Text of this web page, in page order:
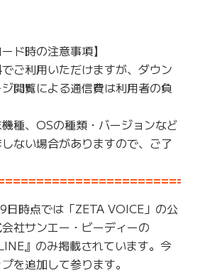
ド時の注意事項】
でご利用いただけますが、ダウン
閲覧による通信費は利用者の負
機種、OSの種類・バージョンなど
ない場合がありますので、ご了
時点では「ZETA VOICE」の公
社サンエー・ビーディーの
』のみ掲載されています。今
を追加して参ります。